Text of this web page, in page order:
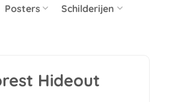
Posters Schilderijen
Hideout